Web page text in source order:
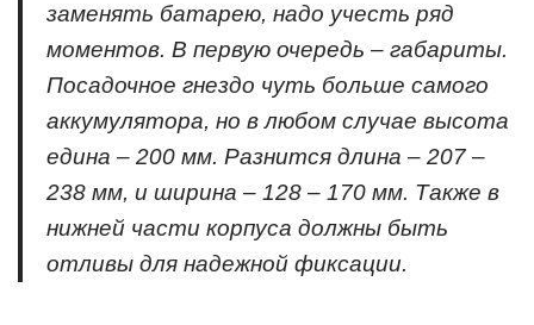
заменять батарею, надо учесть ряд
моментов. В первую очередь – габариты.
Посадочное гнездо чуть больше самого
аккумулятора, но в любом случае высота
едина – 200 мм. Разнится длина – 207 –
238 мм, и ширина – 128 – 170 мм. Также в
нижней части корпуса должны быть
отливы для надежной фиксации.